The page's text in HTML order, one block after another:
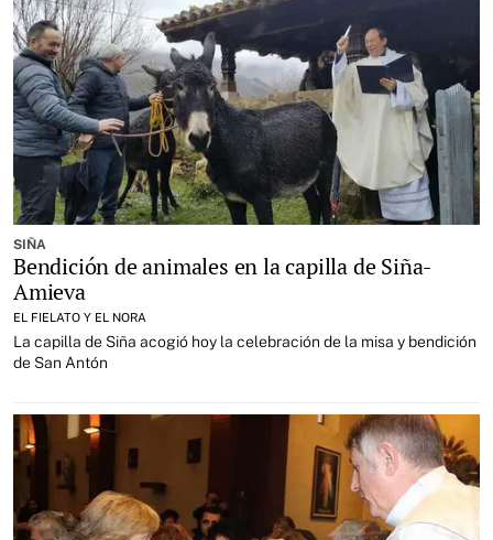
SIÑA
Bendición de animales en la capilla de Siña-
Amieva
EL FIELATO Y EL NORA
La capilla de Siña acogió hoy la celebración de la misa y bendición
de San Antón